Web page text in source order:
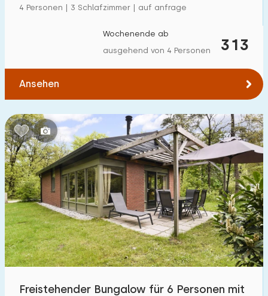
10 20
Zum Wasser
Zu öffentlichen Verkehrsmitteln(max. km):
0,2 0,5 1 2 5
Unterkunft
Nicht im Ferienpark 1
Im Ferienpark 23
Einfamilienhaus
4 Personen | 3 Schlafzimmer | auf anfrage
313
Wochenende ab
ausgehend von 4 Personen
Ansehen
Freistehender Bungalow für 6 Personen mit